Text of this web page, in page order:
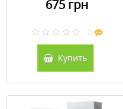
675 грн
0
Купить